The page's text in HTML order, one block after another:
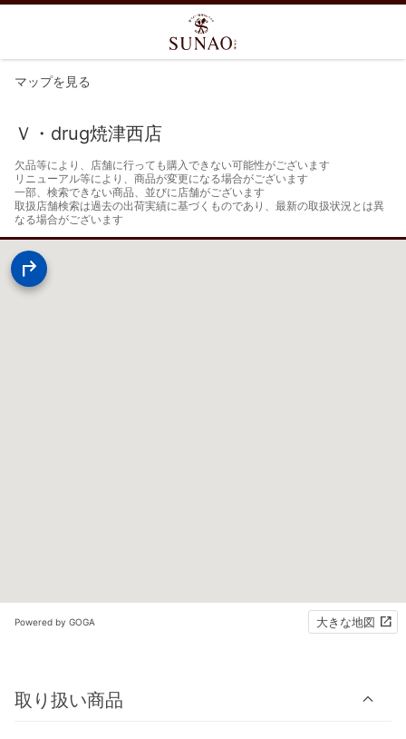
マップを見る
Ｖ・drug焼津西店
欠品等により、店舗に行っても購入できない可能性がございます
リニューアル等により、商品が変更になる場合がございます
一部、検索できない商品、並びに店舗がございます
取扱店舗検索は過去の出荷実績に基づくものであり、最新の取扱状況とは異
なる場合がございます
Powered by GOGA 大きな地図
取り扱い商品